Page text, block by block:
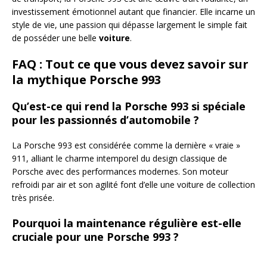
investissement émotionnel autant que financier. Elle incarne un
style de vie, une passion qui dépasse largement le simple fait
de posséder une belle voiture.
FAQ : Tout ce que vous devez savoir sur
la mythique Porsche 993
Qu’est-ce qui rend la Porsche 993 si spéciale
pour les passionnés d’automobile ?
La Porsche 993 est considérée comme la dernière « vraie »
911, alliant le charme intemporel du design classique de
Porsche avec des performances modernes. Son moteur
refroidi par air et son agilité font d’elle une voiture de collection
très prisée.
Pourquoi la maintenance régulière est-elle
cruciale pour une Porsche 993 ?